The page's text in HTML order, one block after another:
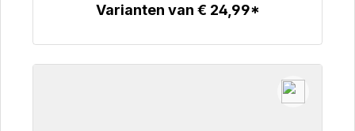
Varianten van € 24,99*